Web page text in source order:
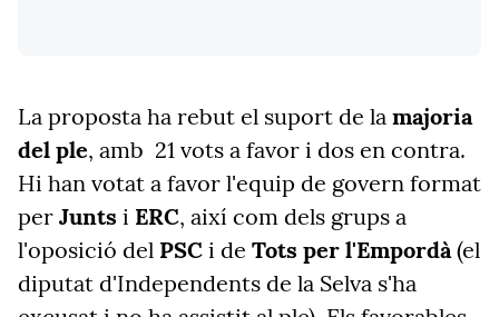
La proposta ha rebut el suport de la majoria
del ple, amb 21 vots a favor i dos en contra.
Hi han votat a favor l'equip de govern format
per Junts i ERC, així com dels grups a
l'oposició del PSC i de Tots per l'Empordà(el
diputat d'Independents de la Selva s'ha